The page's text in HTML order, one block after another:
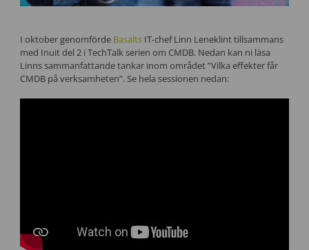
I oktober genomförde BasaltsIT-chef Linn Leneklint tillsammans
med Inuit del 2 i TechTalk serien om CMDB. Nedan kan ni läsa
Linns sammanfattande tankar inom området ”Vilka effekter får
CMDB på verksamheten”. Se hela sessionen nedan: